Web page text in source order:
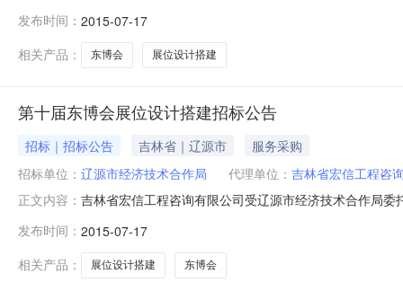
民币）联系人及联系方式：项目联系人吴昊项目联系电
发布时间： 2015-07-17
相关产品：
东博会 展位设计搭建
第十届东博会展位设计搭建招标公告
招标｜招标公告 吉林省｜辽源市
服务采购
招标单位： 辽源市经济技术合作局 代理单位： 吉林省宏信工程咨
正文内容： 吉林省宏信工程咨询有限公司受辽源市经济技术合作局
会推荐搭建商入围资格三、报名时间及地点等:时间：
2
发布时间： 2015-07-17
相关产品：
展位设计搭建 东博会